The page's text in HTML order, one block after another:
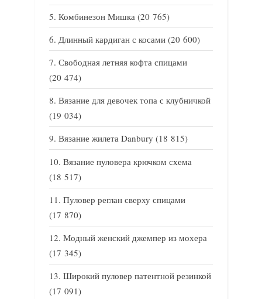
Комбинезон Мишка (20 765)
Длинный кардиган с косами (20 600)
Свободная летняя кофта спицами
(20 474)
Вязание для девочек топа с клубничкой
(19 034)
Вязание жилета Danbury (18 815)
Вязание пуловера крючком схема
(18 517)
Пуловер реглан сверху спицами
(17 870)
Модный женский джемпер из мохера
(17 345)
Широкий пуловер патентной резинкой
(17 091)